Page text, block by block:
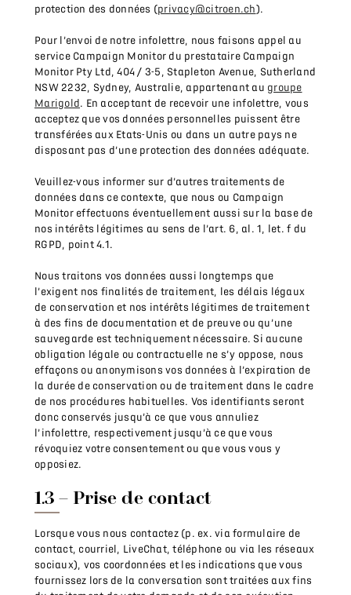
protection des données (privacy@citroen.ch).
Pour l’envoi de notre infolettre, nous faisons appel au
service Campaign Monitor du prestataire Campaign
Monitor Pty Ltd, 404 / 3-5, Stapleton Avenue, Sutherland
NSW 2232, Sydney, Australie, appartenant au groupe
Marigold . En acceptant de recevoir une infolettre, vous
acceptez que vos données personnelles puissent être
transférées aux Etats-Unis ou dans un autre pays ne
disposant pas d’une protection des données adéquate.
Veuillez-vous informer sur d’autres traitements de
données dans ce contexte, que nous ou Campaign
Monitor effectuons éventuellement aussi sur la base de
nos intérêts légitimes au sens de l’art. 6, al. 1, let. f du
RGPD, point 4.1.
Nous traitons vos données aussi longtemps que
l’exigent nos finalités de traitement, les délais légaux
de conservation et nos intérêts légitimes de traitement
à des fins de documentation et de preuve ou qu’une
sauvegarde est techniquement nécessaire. Si aucune
obligation légale ou contractuelle ne s’y oppose, nous
effaçons ou anonymisons vos données à l’expiration de
la durée de conservation ou de traitement dans le cadre
de nos procédures habituelles. Vos identifiants seront
donc conservés jusqu’à ce que vous annuliez
l’infolettre, respectivement jusqu’à ce que vous
révoquiez votre consentement ou que vous vous y
opposiez.
1.3 – Prise de contact
Lorsque vous nous contactez (p. ex. via formulaire de
contact, courriel, LiveChat, téléphone ou via les réseaux
sociaux), vos coordonnées et les indications que vous
fournissez lors de la conversation sont traitées aux fins